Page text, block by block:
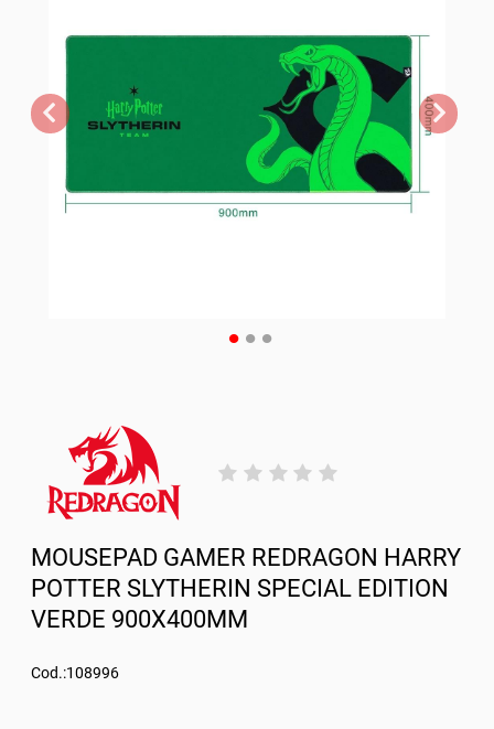
MOUSEPAD GAMER REDRAGON HARRY
POTTER SLYTHERIN SPECIAL EDITION
VERDE 900X400MM
Cod.:108996